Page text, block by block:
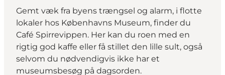
Gemt væk fra byens trængsel og alarm, i flotte
lokaler hos Københavns Museum, finder du
Café Spirrevippen. Her kan du roen med en
rigtig god kaffe eller få stillet den lille sult, også
selvom du nødvendigvis ikke har et
museumsbesøg på dagsorden.